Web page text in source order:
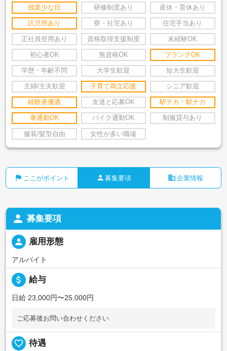
残業少な目 研修制度あり 産休・育休あり
託児所あり 寮・社宅あり 住宅手当あり
正社員登用あり 資格取得支援制度 未経験OK
初心者OK 無資格OK ブランクOK
学歴・年齢不問 大学生歓迎 短大生歓迎
主婦/主夫歓迎 子育て両立応援 シニア歓迎
経験者優遇 友達と応募OK 駅チカ・駅ナカ
車通勤OK バイク通勤OK 制服貸与あり
服装/髪型自由 女性が多い職場
flag ここがポイント person 募集要項 business 企業情報
person 募集要項
person 雇用形態
アルバイト
attach_money 給与
日給 23,000円〜25,000円
ご応募後お問い合わせください
favorite_border 待遇